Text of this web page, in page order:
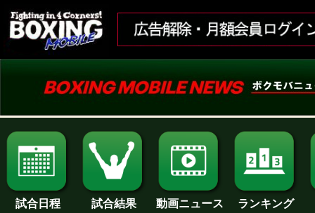
試合日程 試合結果 動画ニュース ランキング